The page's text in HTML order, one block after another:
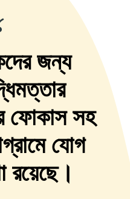
জন্য
ফোকাস সহ
যোগ
রয়েছে।